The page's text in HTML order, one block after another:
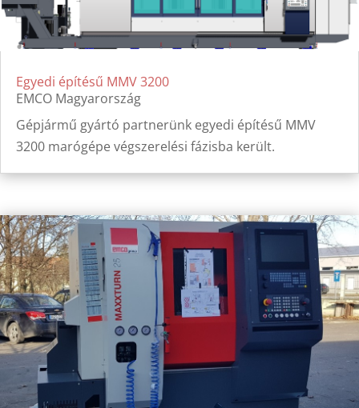
Egyedi építésű MMV 3200
EMCO Magyarország
Gépjármű gyártó partnerünk egyedi építésű MMV
3200 marógépe végszerelési fázisba került.